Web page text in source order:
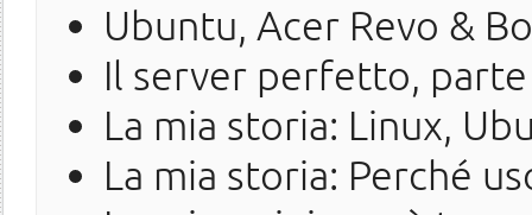
Ubuntu, Acer Revo &
Il server perfetto,
La mia storia: Linux,
La mia storia: Perché